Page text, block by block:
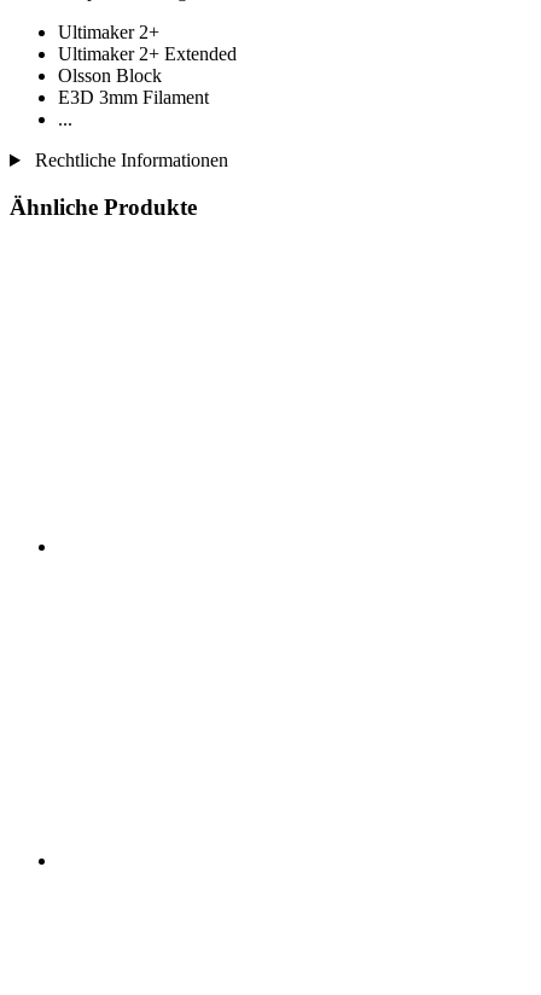
Ultimaker 2+
Ultimaker 2+ Extended
Olsson Block
E3D 3mm Filament
...
Rechtliche Informationen
Ähnliche Produkte